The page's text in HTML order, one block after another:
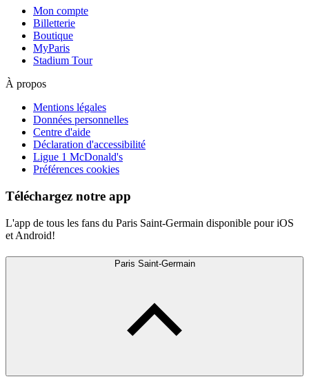
Mon compte
Billetterie
Boutique
MyParis
Stadium Tour
À propos
Mentions légales
Données personnelles
Centre d'aide
Déclaration d'accessibilité
Ligue 1 McDonald's
Préférences cookies
Téléchargez notre app
L'app de tous les fans du Paris Saint-Germain disponible pour iOS
et Android!
Paris Saint-Germain